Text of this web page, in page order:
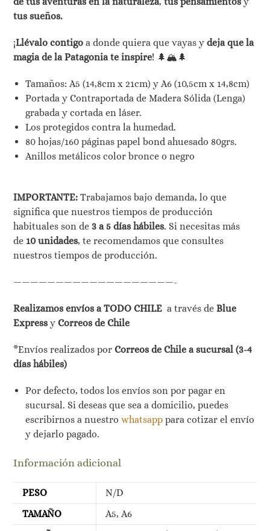
tus sueños.
¡Llévalo contigo a donde quiera que vayas ydeja que la
magia de la Patagonia te inspire! 🌲🏔️🌲
Tamaños: A5 (14,8cm x 21cm) y A6 (10,5cm x 14,8cm)
Portada y Contraportada de Madera Sólida (Lenga)
grabada y cortada en láser.
Los protegidos contra la humedad.
80 hojas/160 páginas papel bond ahuesado 80grs.
Anillos metálicos color bronce o negro
IMPORTANTE: Trabajamos bajo demanda, lo que
significa que nuestros tiempos de producción
habituales son de 3 a 5 días hábiles. Si necesitas más
de 10 unidades, te recomendamos que consultes
nuestros tiempos de producción.
———————————————————-
Realizamos envíos a TODO CHILEa través deBlue
Express yCorreos de Chile
*Envíos realizados por Correos de Chile a sucursal (3-4
días hábiles)
Por defecto, todos los envíos son por pagar en
sucursal. Si deseas que sea a domicilio, puedes
escribirnos a nuestrowhatsapp para cotizar el envío
y dejarlo pagado.
Información adicional
PESO
N/D
TAMAÑO
A5, A6